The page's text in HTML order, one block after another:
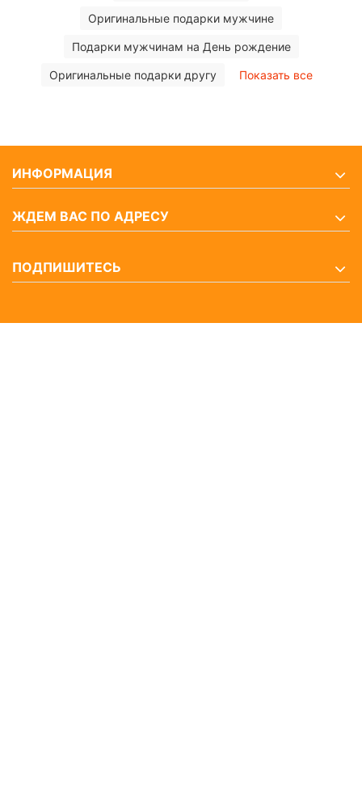
Оригинальные подарки мужчине
Подарки мужчинам на День рождение
Оригинальные подарки другу Показать все
ИНФОРМАЦИЯ
ЖДЕМ ВАС ПО АДРЕСУ
ПОДПИШИТЕСЬ